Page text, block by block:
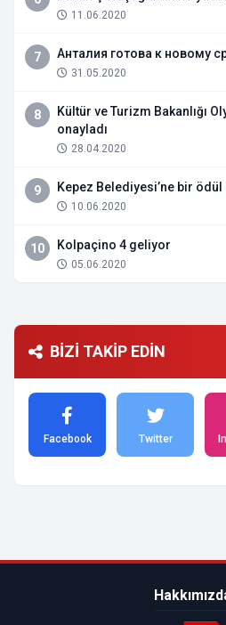
11.06.2020
7 Анталия готова к новому
31.05.2020
8
Kültür ve Turizm Bakanlığı
onayladı
28.04.2020
9 Kepez Belediyesi’ne bir ödül
10.06.2020
10 Kolpaçino 4 geliyor
05.06.2020
BİZİ TAKİP EDİN
Facebook Twitter